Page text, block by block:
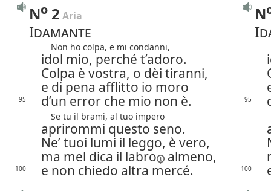
No 2 Aria N
Idamante
Non ho colpa, e mi condanni,
idol mio, perché t’adoro.
Colpa è vostra, o dèi tiranni,
e di pena afflitto io moro
95 d’un error che mio non è. 95
Se tu il brami, al tuo impero
aprirommi questo seno.
Ne’ tuoi lumi il leggo, è vero,
ma mel dica il labro almeno,
100 e non chiedo altra mercé. 100